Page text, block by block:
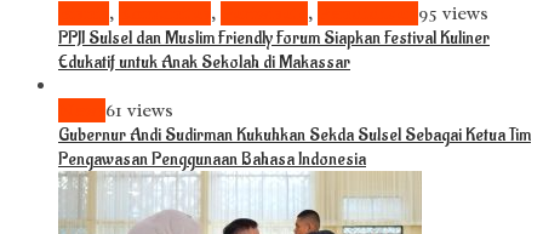
, , , 95 views
PPJI Sulsel dan Muslim Friendly Forum Siapkan Festival Kuliner
Edukatif untuk Anak Sekolah di Makassar
61 views
Gubernur Andi Sudirman Kukuhkan Sekda Sulsel Sebagai Ketua Tim
Pengawasan Penggunaan Bahasa Indonesia